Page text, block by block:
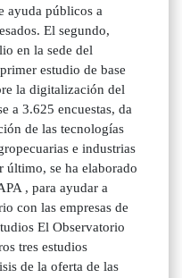
ayuda públicos a
El segundo,
en la sede del
estudio de base
la digitalización del
a 3.625 encuestas, da
de las tecnologías
e industrias
último, se ha elaborado
, para ayudar a
con las empresas de
El Observatorio
tres estudios
de la oferta de las